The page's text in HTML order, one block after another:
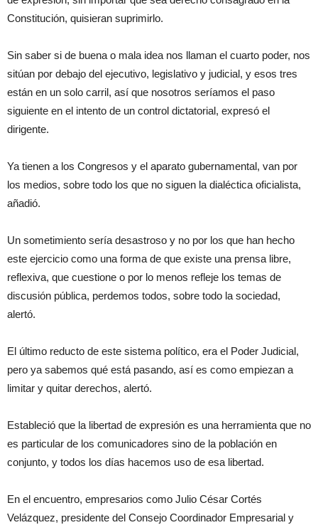
Constitución, quisieran suprimirlo.
Sin saber si de buena o mala idea nos llaman el cuarto poder, nos
sitúan por debajo del ejecutivo, legislativo y judicial, y esos tres
están en un solo carril, así que nosotros seríamos el paso
siguiente en el intento de un control dictatorial, expresó el
dirigente.
Ya tienen a los Congresos y el aparato gubernamental, van por
los medios, sobre todo los que no siguen la dialéctica oficialista,
añadió.
Un sometimiento sería desastroso y no por los que han hecho
este ejercicio como una forma de que existe una prensa libre,
reflexiva, que cuestione o por lo menos refleje los temas de
discusión pública, perdemos todos, sobre todo la sociedad,
alertó.
El último reducto de este sistema político, era el Poder Judicial,
pero ya sabemos qué está pasando, así es como empiezan a
limitar y quitar derechos, alertó.
Estableció que la libertad de expresión es una herramienta que no
es particular de los comunicadores sino de la población en
conjunto, y todos los días hacemos uso de esa libertad.
En el encuentro, empresarios como Julio César Cortés
Velázquez, presidente del Consejo Coordinador Empresarial y